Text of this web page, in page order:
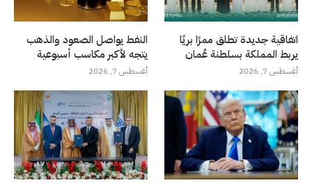
اتفاقية جديدة تطلق ممرًا بريًا
يربط المملكة بسلطنة عُمان
أغسطس 7, 2026
النفط يواصل الصعود والذهب
يتجه لأكبر مكاسب أسبوعية
أغسطس 7, 2026